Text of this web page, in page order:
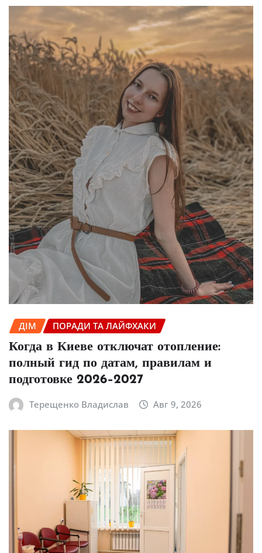
ДІМ ПОРАДИ ТА ЛАЙФХАКИ
Когда в Киеве отключат отопление:
полный гид по датам, правилам и
подготовке 2026–2027
Терещенко Владислав Авг 9, 2026